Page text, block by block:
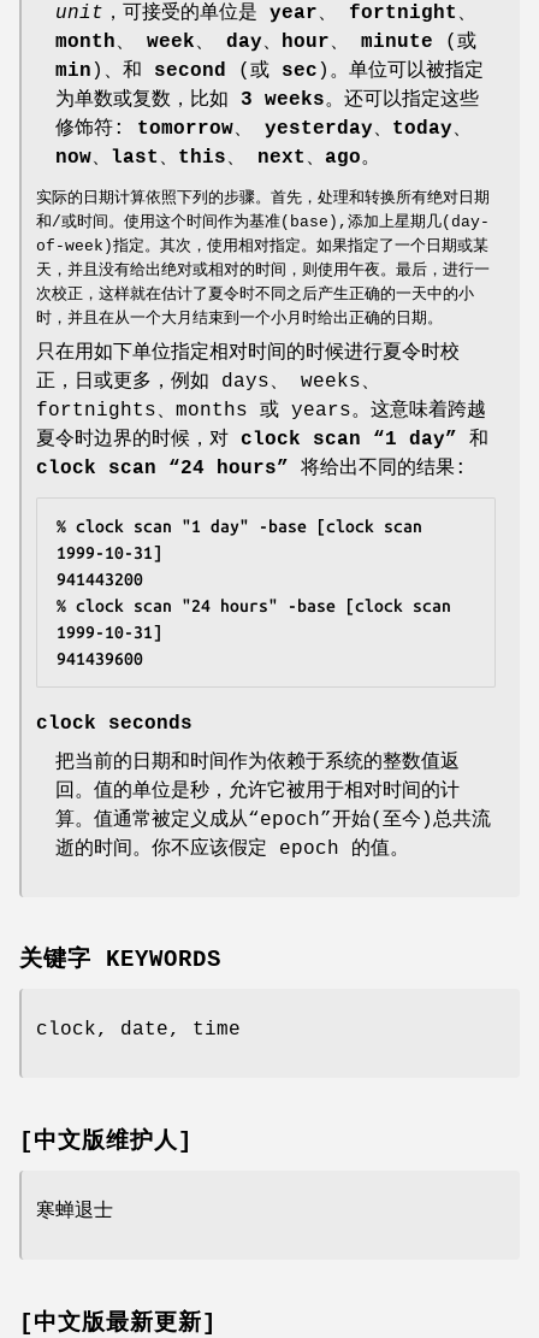
unit ，可接受的单位是 year、 fortnight 、
month、 week、 day、 hour、 minute (或
min )、和 second (或 sec )。单位可以被指定
为单数或复数，比如 3 weeks。还可以指定这些
修饰符: tomorrow、 yesterday、 today、
now、 last 、 this、 next 、 ago。
实际的日期计算依照下列的步骤。首先，处理和转换所有绝对日期
和/或时间。使用这个时间作为基准(base),添加上星期几(day-
of-week)指定。其次，使用相对指定。如果指定了一个日期或某
天，并且没有给出绝对或相对的时间，则使用午夜。最后，进行一
次校正，这样就在估计了夏令时不同之后产生正确的一天中的小
时，并且在从一个大月结束到一个小月时给出正确的日期。
只在用如下单位指定相对时间的时候进行夏令时校
正，日或更多，例如 days、 weeks、
fortnights、months 或 years。这意味着跨越
夏令时边界的时候，对 clock scan “1 day”
和
clock scan “24 hours” 将给出不同的结果:
% clock scan "1 day" -base [clock scan
1999-10-31]
941443200
% clock scan "24 hours" -base [clock scan
1999-10-31]
941439600
clock seconds
把当前的日期和时间作为依赖于系统的整数值返
回。值的单位是秒，允许它被用于相对时间的计
算。值通常被定义成从“epoch”开始(至今)总共流
逝的时间。你不应该假定 epoch 的值。
关键字 KEYWORDS
clock, date, time
[中文版维护人]
寒蝉退士
[中文版最新更新]